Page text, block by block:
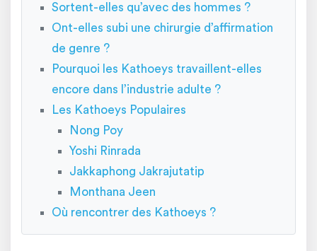
Sortent-elles qu’avec des hommes ?
Ont-elles subi une chirurgie d’affirmation
de genre ?
Pourquoi les Kathoeys travaillent-elles
encore dans l’industrie adulte ?
Les Kathoeys Populaires
Nong Poy
Yoshi Rinrada
Jakkaphong Jakrajutatip
Monthana Jeen
Où rencontrer des Kathoeys ?